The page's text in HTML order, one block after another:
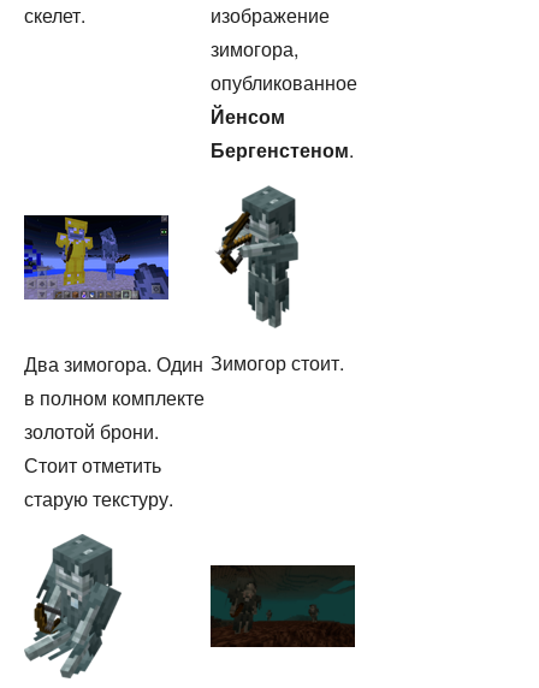
скелет.
изображение
зимогора,
опубликованное
Йенсом
Бергенстеном.
Два зимогора. Один
в полном комплекте
золотой брони.
Стоит отметить
старую текстуру.
Зимогор стоит.